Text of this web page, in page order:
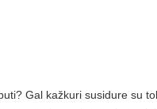
Gal kažkuri susidure su